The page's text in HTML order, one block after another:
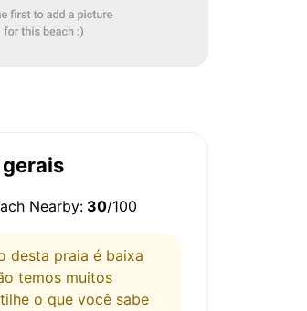
Nearby: 30/100
desta praia é baixa
temos muitos
o que você sabe